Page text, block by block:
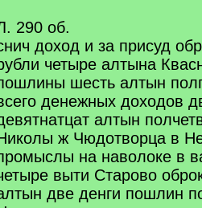
290 об.
доход и за присуд
четыре алтына
шесть алтын
денежных доходов
алтын
ж Чюдотворца в
на наволоке в
выти Старово
две денги пошлин